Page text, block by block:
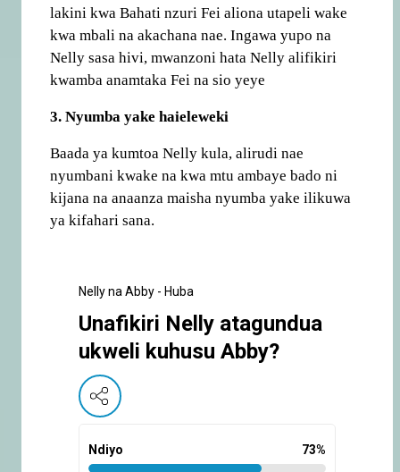
lakini kwa Bahati nzuri Fei aliona utapeli wake
kwa mbali na akachana nae. Ingawa yupo na
Nelly sasa hivi, mwanzoni hata Nelly alifikiri
kwamba anamtaka Fei na sio yeye
3. Nyumba yake haieleweki
Baada ya kumtoa Nelly kula, alirudi nae
nyumbani kwake na kwa mtu ambaye bado ni
kijana na anaanza maisha nyumba yake ilikuwa
ya kifahari sana.
Nelly na Abby - Huba
Unafikiri Nelly atagundua
ukweli kuhusu Abby?
Ndiyo 73%